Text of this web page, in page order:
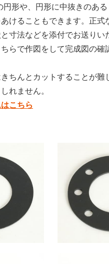
円形や、円形に中抜きのあ
けることもできます。正式
寸法などを添付でお送りい
らで作図をして完成図の確
ちんとカットすることが難
れません。
こちら